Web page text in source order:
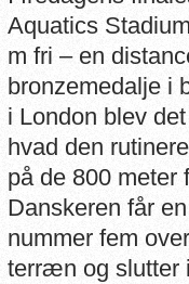
Aquatics
m fri – en
bronzemedalje i
i London blev
hvad den
på de 800 meter
Danskeren får
nummer fem
terræn og slutter